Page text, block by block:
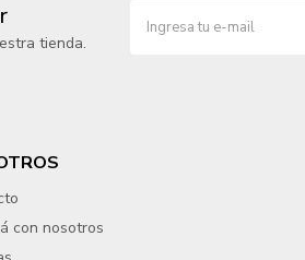
tienda.
con nosotros